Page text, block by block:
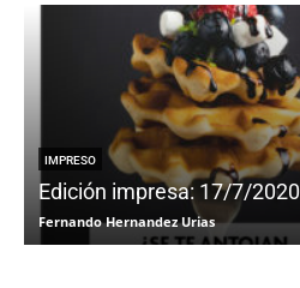
IMPRESO
Edición impresa: 17/7/2020
Fernando Hernandez Urias